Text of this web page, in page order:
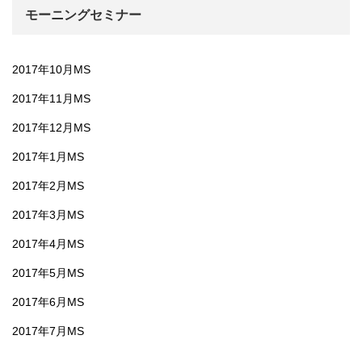
モーニングセミナー
2017年10月MS
2017年11月MS
2017年12月MS
2017年1月MS
2017年2月MS
2017年3月MS
2017年4月MS
2017年5月MS
2017年6月MS
2017年7月MS